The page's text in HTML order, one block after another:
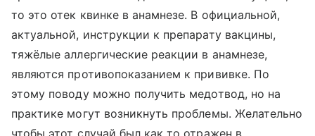
то это отек квинке в анамнезе. В официальной,
актуальной, инструкции к препарату вакцины,
тяжёлые аллергические реакции в анамнезе,
являются противопоказанием к прививке. По
этому поводу можно получить медотвод, но на
практике могут возникнуть проблемы. Желательно
чтобы этот случай был как то отражен в